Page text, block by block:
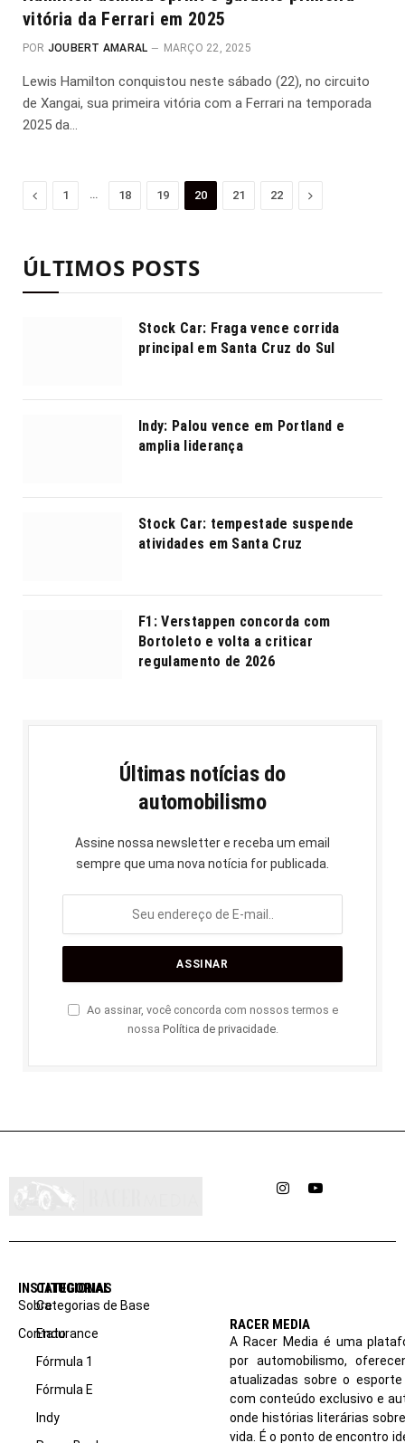
vitória da Ferrari em 2025
POR JOUBERT AMARAL MARÇO 22, 2025
Lewis Hamilton conquistou neste sábado (22), no circuito
de Xangai, sua primeira vitória com a Ferrari na temporada
2025 da…
Anterior
1 18 19 20 21 22 Proximo
ÚLTIMOS POSTS
Stock Car: Fraga vence corrida
principal em Santa Cruz do Sul
Indy: Palou vence em Portland e
amplia liderança
Stock Car: tempestade suspende
atividades em Santa Cruz
F1: Verstappen concorda com
Bortoleto e volta a criticar
regulamento de 2026
Últimas notícias do
automobilismo
Assine nossa newsletter e receba um email
sempre que uma nova notícia for publicada.
Ao assinar, você concorda com nossos termos e
nossa Política de privacidade.
InstagramYouTube
INSTITUCIONAL
Sobre
Contato
CATEGORIAS
Categorias de Base
Endurance
Fórmula 1
Fórmula E
Indy
RACER MEDIA
A Racer Media é uma
por automobilismo,
atualizadas sobre o
com conteúdo exclusivo e
onde histórias literárias
vida. É o ponto de encontro